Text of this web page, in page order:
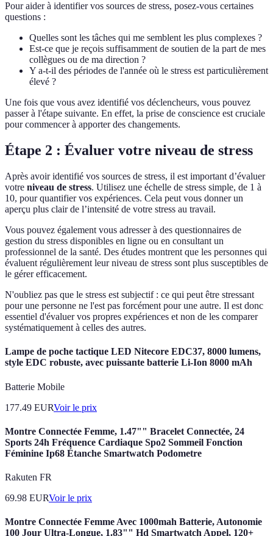
Pour aider à identifier vos sources de stress, posez-vous certaines
questions :
Quelles sont les tâches qui me semblent les plus complexes ?
Est-ce que je reçois suffisamment de soutien de la part de mes
collègues ou de ma direction ?
Y a-t-il des périodes de l'année où le stress est particulièrement
élevé ?
Une fois que vous avez identifié vos déclencheurs, vous pouvez
passer à l'étape suivante. En effet, la prise de conscience est cruciale
pour commencer à apporter des changements.
Étape 2 : Évaluer votre niveau de stress
Après avoir identifié vos sources de stress, il est important d’évaluer
votre niveau de stress. Utilisez une échelle de stress simple, de 1 à
10, pour quantifier vos expériences. Cela peut vous donner un
aperçu plus clair de l’intensité de votre stress au travail.
Vous pouvez également vous adresser à des questionnaires de
gestion du stress disponibles en ligne ou en consultant un
professionnel de la santé. Des études montrent que les personnes qui
évaluent régulièrement leur niveau de stress sont plus susceptibles de
le gérer efficacement.
N'oubliez pas que le stress est subjectif : ce qui peut être stressant
pour une personne ne l'est pas forcément pour une autre. Il est donc
essentiel d'évaluer vos propres expériences et non de les comparer
systématiquement à celles des autres.
Lampe de poche tactique LED Nitecore EDC37, 8000 lumens,
style EDC robuste, avec puissante batterie Li-Ion 8000 mAh
Batterie Mobile
177.49 EURVoir le prix
Montre Connectée Femme, 1.47"" Bracelet Connectée, 24
Sports 24h Fréquence Cardiaque Spo2 Sommeil Fonction
Féminine Ip68 Étanche Smartwatch Podometre
Rakuten FR
69.98 EURVoir le prix
Montre Connectée Femme Avec 1000mah Batterie, Autonomie
100 Jour Ultra-Longue, 1.83"" Hd Smartwatch Appel, 120+